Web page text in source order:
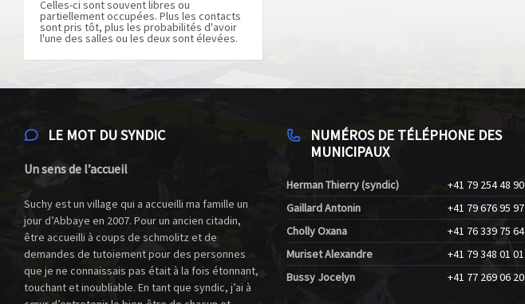
Celles-ci sont souvent libres ou
partiellement occupées. Plus les contacts
sont pris tôt, plus les probabilités d'avoir
l'une des salles ou les deux sont élevées.
LE MOT DU SYNDIC
Un sens de l’accueil
Suchy est un village qui a accueilli ma famille un
jour d’Abbaye en 2007. Pour un ancien citadin,
être accueilli à coups de schmolitz et de
demandes de tutoiement pour des personnes
que je ne connaissais pas était à la fois étonnant,
touchant et inoubliable. En tant que syndic, j’ai à
NUMÉROS DE TÉLÉPHONE DES
MUNICIPAUX
Herman Thierry (syndic)
+41 79 254 48 90
Gaillard Antonin
+41 79 676 95 97
Cholly Oxana
+41 76 339 75 64
Muriset Alexandre
+41 79 348 01 01
Bussy Jocelyn
+41 77 269 06 20